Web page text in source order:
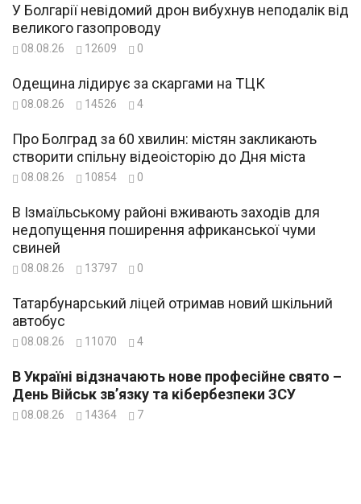
У Болгарії невідомий дрон вибухнув неподалік від
великого газопроводу
08.08.26 12609 0
Одещина лідирує за скаргами на ТЦК
08.08.26 14526 4
Про Болград за 60 хвилин: містян закликають
створити спільну відеоісторію до Дня міста
08.08.26 10854 0
В Ізмаїльському районі вживають заходів для
недопущення поширення африканської чуми
свиней
08.08.26 13797 0
Татарбунарський ліцей отримав новий шкільний
автобус
08.08.26 11070 4
В Україні відзначають нове професійне свято –
День Військ зв’язку та кібербезпеки ЗСУ
08.08.26 14364 7